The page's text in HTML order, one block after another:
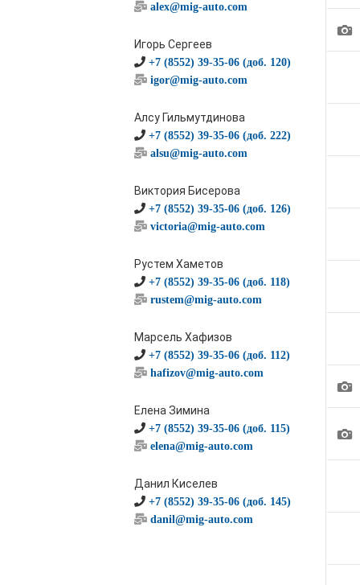
alex@mig-auto.com
Игорь Сергеев
+7 (8552) 39-35-06 (доб. 120)
igor@mig-auto.com
Алсу Гильмутдинова
+7 (8552) 39-35-06 (доб. 222)
alsu@mig-auto.com
Виктория Бисерова
+7 (8552) 39-35-06 (доб. 126)
victoria@mig-auto.com
Рустем Хаметов
+7 (8552) 39-35-06 (доб. 118)
rustem@mig-auto.com
Марсель Хафизов
+7 (8552) 39-35-06 (доб. 112)
hafizov@mig-auto.com
Елена Зимина
+7 (8552) 39-35-06 (доб. 115)
elena@mig-auto.com
Данил Киселев
+7 (8552) 39-35-06 (доб. 145)
danil@mig-auto.com
1
1
1